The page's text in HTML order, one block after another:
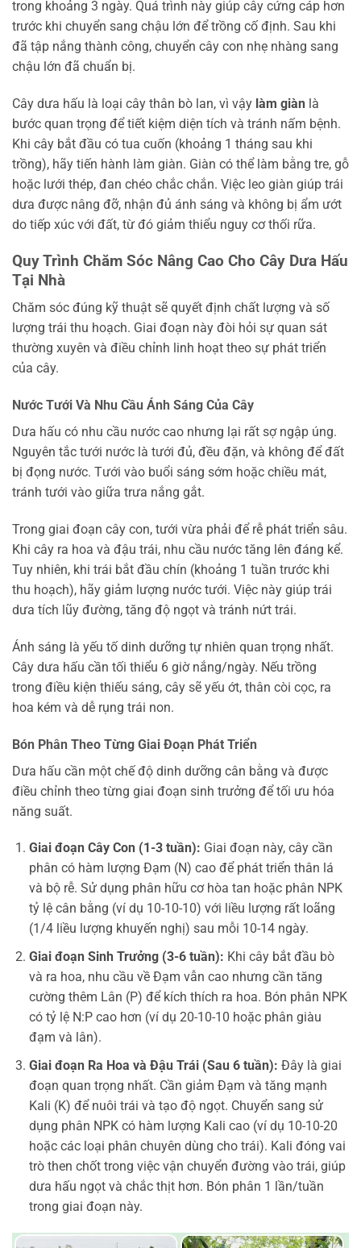
trong khoảng 3 ngày. Quá trình này giúp cây cứng cáp hơn
trước khi chuyển sang chậu lớn để trồng cố định. Sau khi
đã tập nắng thành công, chuyển cây con nhẹ nhàng sang
chậu lớn đã chuẩn bị.
Cây dưa hấu là loại cây thân bò lan, vì vậy làm giàn là
bước quan trọng để tiết kiệm diện tích và tránh nấm bệnh.
Khi cây bắt đầu có tua cuốn (khoảng 1 tháng sau khi
trồng), hãy tiến hành làm giàn. Giàn có thể làm bằng tre, gỗ
hoặc lưới thép, đan chéo chắc chắn. Việc leo giàn giúp trái
dưa được nâng đỡ, nhận đủ ánh sáng và không bị ẩm ướt
do tiếp xúc với đất, từ đó giảm thiểu nguy cơ thối rữa.
Quy Trình Chăm Sóc Nâng Cao Cho Cây Dưa Hấu
Tại Nhà
Chăm sóc đúng kỹ thuật sẽ quyết định chất lượng và số
lượng trái thu hoạch. Giai đoạn này đòi hỏi sự quan sát
thường xuyên và điều chỉnh linh hoạt theo sự phát triển
của cây.
Nước Tưới Và Nhu Cầu Ánh Sáng Của Cây
Dưa hấu có nhu cầu nước cao nhưng lại rất sợ ngập úng.
Nguyên tắc tưới nước là tưới đủ, đều đặn, và không để đất
bị đọng nước. Tưới vào buổi sáng sớm hoặc chiều mát,
tránh tưới vào giữa trưa nắng gắt.
Trong giai đoạn cây con, tưới vừa phải để rễ phát triển sâu.
Khi cây ra hoa và đậu trái, nhu cầu nước tăng lên đáng kể.
Tuy nhiên, khi trái bắt đầu chín (khoảng 1 tuần trước khi
thu hoạch), hãy giảm lượng nước tưới. Việc này giúp trái
dưa tích lũy đường, tăng độ ngọt và tránh nứt trái.
Ánh sáng là yếu tố dinh dưỡng tự nhiên quan trọng nhất.
Cây dưa hấu cần tối thiểu 6 giờ nắng/ngày. Nếu trồng
trong điều kiện thiếu sáng, cây sẽ yếu ớt, thân còi cọc, ra
hoa kém và dễ rụng trái non.
Bón Phân Theo Từng Giai Đoạn Phát Triển
Dưa hấu cần một chế độ dinh dưỡng cân bằng và được
điều chỉnh theo từng giai đoạn sinh trưởng để tối ưu hóa
năng suất.
Giai đoạn Cây Con (1-3 tuần): Giai đoạn này, cây cần
phân có hàm lượng Đạm (N) cao để phát triển thân lá
và bộ rễ. Sử dụng phân hữu cơ hòa tan hoặc phân NPK
tỷ lệ cân bằng (ví dụ 10-10-10) với liều lượng rất loãng
(1/4 liều lượng khuyến nghị) sau mỗi 10-14 ngày.
Giai đoạn Sinh Trưởng (3-6 tuần): Khi cây bắt đầu bò
và ra hoa, nhu cầu về Đạm vẫn cao nhưng cần tăng
cường thêm Lân (P) để kích thích ra hoa. Bón phân NPK
có tỷ lệ N:P cao hơn (ví dụ 20-10-10 hoặc phân giàu
đạm và lân).
Giai đoạn Ra Hoa và Đậu Trái (Sau 6 tuần): Đây là giai
đoạn quan trọng nhất. Cần giảm Đạm và tăng mạnh
Kali (K) để nuôi trái và tạo độ ngọt. Chuyển sang sử
dụng phân NPK có hàm lượng Kali cao (ví dụ 10-10-20
hoặc các loại phân chuyên dùng cho trái). Kali đóng vai
trò then chốt trong việc vận chuyển đường vào trái, giúp
dưa hấu ngọt và chắc thịt hơn. Bón phân 1 lần/tuần
trong giai đoạn này.